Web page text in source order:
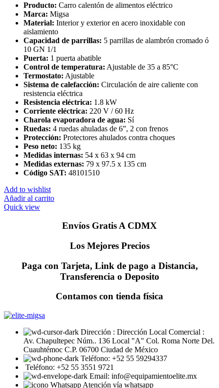
Producto: Carro calentón de alimentos eléctrico
Marca: Migsa
Material: Interior y exterior en acero inoxidable con
aislamiento
Capacidad de parrillas: 5 parrillas de alambrón cromado ó
10 GN 1/1
Puerta: 1 puerta abatible
Control de temperatura: Ajustable de 35 a 85°C
Termostato: Ajustable
Sistema de calefacción: Circulación de aire caliente con
resistencia eléctrica
Resistencia eléctrica: 1.8 kW
Corriente eléctrica: 220 V / 60 Hz
Charola evaporadora de agua: Sí
Ruedas: 4 ruedas ahuladas de 6”, 2 con frenos
Protección: Protectores ahulados contra choques
Peso neto: 135 kg
Medidas internas: 54 x 63 x 94 cm
Medidas externas: 79 x 97.5 x 135 cm
Código SAT: 48101510
Add to wishlist
Añadir al carrito
Quick view
Envíos Gratis A CDMX
Los Mejores Precios
Paga con Tarjeta, Link de pago a Distancia,
Transferencia o Deposito
Contamos con tienda física
Dirección : Dirección Local Comercial :
Av. Chapultepec Núm.. 136 Local "A" Col. Roma Norte Del.
Cuauhtémoc C.P. 06700 Ciudad de México
Teléfono: +52 55 59294337
Teléfono: +52 55 3551 9721
Email: info@equipamientoelite.mx
Atención vía whatsapp